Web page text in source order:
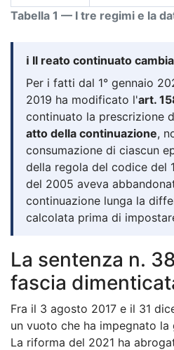
Tabella 1 — I tre regimi e la
ℹ️ Il reato continuato
Per i fatti dal 1° gennaio
2019 ha modificato l'art.
continuato la prescrizione
atto della continuazione,
consumazione di ciascun
della regola del codice del
del 2005 aveva
continuazione lunga la
calcolata prima di
La sentenza n.
fascia
Fra il 3 agosto 2017 e il 31
un vuoto che ha impegnato la
La riforma del 2021 ha